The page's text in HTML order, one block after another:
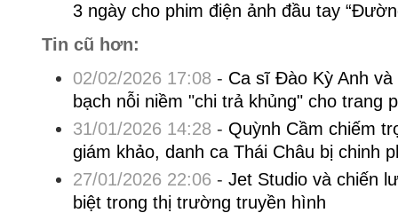
3 ngày cho phim điện ảnh đầu tay
Tin cũ hơn:
02/02/2026 17:08 - Ca sĩ Đào Kỳ Anh
bạch nỗi niềm "chi trả khủng" cho trang
31/01/2026 14:28 - Quỳnh Cầm chiếm
giám khảo, danh ca Thái Châu bị chinh
27/01/2026 22:06 - Jet Studio và chiến
biệt trong thị trường truyền hình